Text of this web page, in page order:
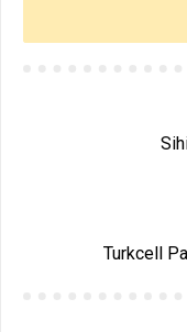
Turkcell